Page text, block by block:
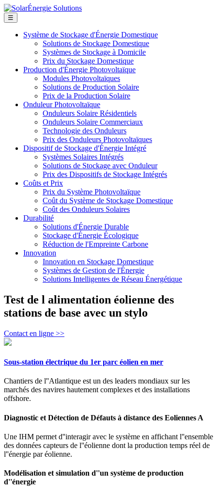
☰
Système de Stockage d'Énergie Domestique
Solutions de Stockage Domestique
Systèmes de Stockage à Domicile
Prix du Stockage Domestique
Production d'Énergie Photovoltaïque
Modules Photovoltaïques
Solutions de Production Solaire
Prix de la Production Solaire
Onduleur Photovoltaïque
Onduleurs Solaire Résidentiels
Onduleurs Solaire Commerciaux
Technologie des Onduleurs
Prix des Onduleurs Photovoltaïques
Dispositif de Stockage d'Énergie Intégré
Systèmes Solaires Intégrés
Solutions de Stockage avec Onduleur
Prix des Dispositifs de Stockage Intégrés
Coûts et Prix
Prix du Système Photovoltaïque
Coût du Système de Stockage Domestique
Coût des Onduleurs Solaires
Durabilité
Solutions d'Énergie Durable
Stockage d'Énergie Écologique
Réduction de l'Empreinte Carbone
Innovation
Innovation en Stockage Domestique
Systèmes de Gestion de l'Énergie
Solutions Intelligentes de Réseau Énergétique
Test de l alimentation éolienne des
stations de base avec un stylo
Contact en ligne >>
Sous-station électrique du 1er parc éolien en mer
Chantiers de l''Atlantique est un des leaders mondiaux sur les
marchés des navires hautement complexes et des installations
offshore.
Diagnostic et Détection de Défauts à distance des Eoliennes A
Une IHM permet d''interagir avec le système en affichant l''ensemble
des données capteurs de l''éolienne dont la production temps réel de
l''énergie par éolienne.
Modélisation et simulation d''un système de production
d''énergie